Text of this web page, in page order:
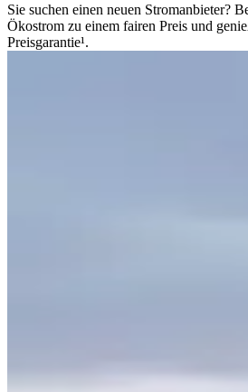
Sie suchen einen neuen Stromanbieter?
Ökostrom zu einem fairen Preis und
Preisgarantie¹.